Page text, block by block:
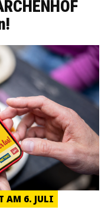
AM 6. JULI